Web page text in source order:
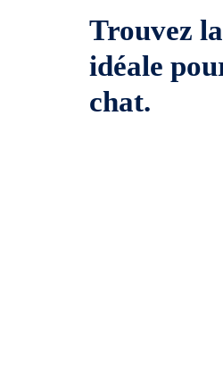
Trouvez
idéale
chat.